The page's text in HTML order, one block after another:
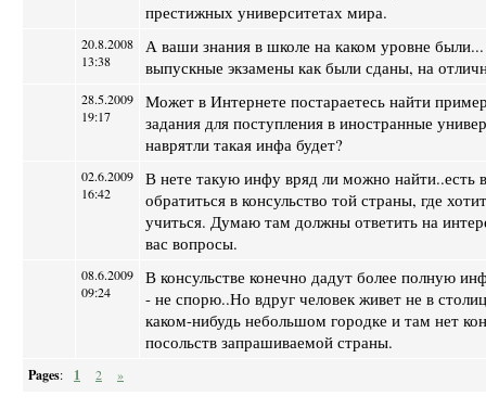
престижных университетах мира.
20.8.2008
13:38
А ваши знания в школе на каком уровне были...
выпускные экзамены как были сданы, на
28.5.2009
19:17
Может в Интернете постараетесь найти
задания для поступления в иностранные
наврятли такая инфа будет?
02.6.2009
16:42
В нете такую инфу вряд ли можно найти..есть
обратиться в консульство той страны, где
учиться. Думаю там должны ответить на
вас вопросы.
08.6.2009
09:24
В консульстве конечно дадут более полную
- не спорю..Но вдруг человек живет не в
каком-нибудь небольшом городке и там нет
посольств запрашиваемой страны.
Pages: 1 2 »